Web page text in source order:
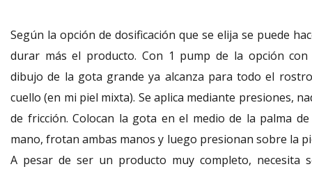
Según la opción de dosificación que se elija se puede
durar más el producto. Con 1 pump de la opción con
dibujo de la gota grande ya alcanza para todo el
cuello (en mi piel mixta). Se aplica mediante presiones,
de fricción. Colocan la gota en el medio de la palma
mano, frotan ambas manos y luego presionan sobre la
A pesar de ser un producto muy completo, necesita